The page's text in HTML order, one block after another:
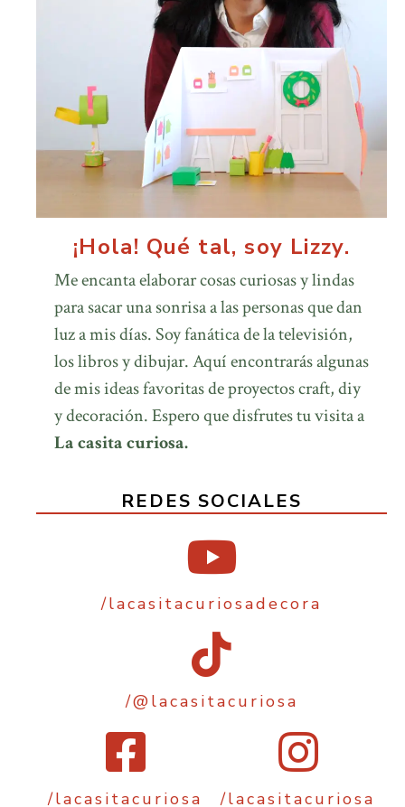
¡Hola! Qué tal, soy Lizzy.
Me encanta elaborar cosas curiosas y lindas
para sacar una sonrisa a las personas que dan
luz a mis días. Soy fanática de la televisión,
los libros y dibujar. Aquí encontrarás algunas
de mis ideas favoritas de proyectos craft, diy
y decoración. Espero que disfrutes tu visita a
La casita curiosa.
REDES SOCIALES
/lacasitacuriosadecora
/@lacasitacuriosa
/lacasitacuriosa /lacasitacuriosa